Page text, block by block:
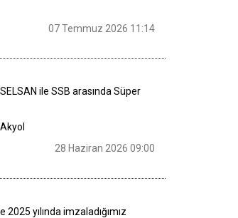
07 Temmuz 2026 11:14
ile SSB arasında Süper
28 Haziran 2026 09:00
yılında imzaladığımız